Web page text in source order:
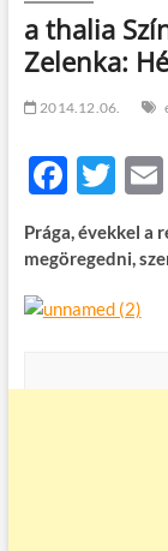
a thalia
Zelenka:
2014.12.06.
F
ac
e
o
T
w
itt
er
Prága, évekkel a
megöregedni,